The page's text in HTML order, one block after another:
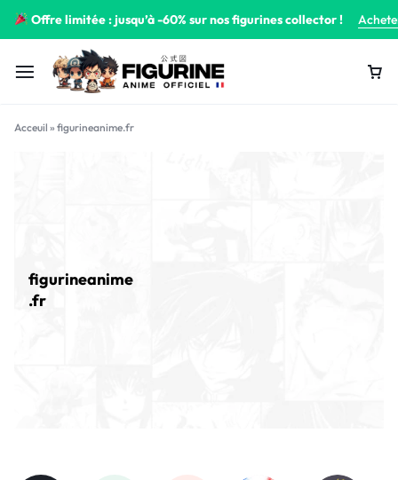
Offre limitée : jusqu’à -60% sur nos figurines collector !
Acceuil » figurineanime.fr
figurineanime
.fr